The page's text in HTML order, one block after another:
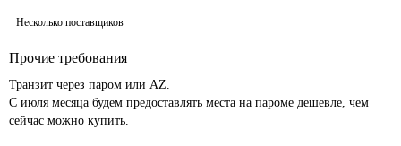
Несколько поставщиков
Прочие требования
Транзит через паром или AZ.
С июля месяца будем предоставлять места на пароме дешевле, чем
сейчас можно купить.